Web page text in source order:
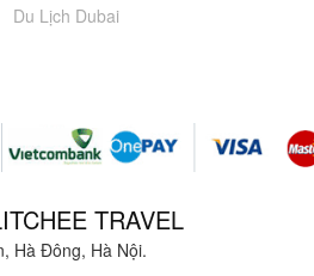
Du Lịch Dubai
TRAVEL
Hà Đông, Hà Nội.